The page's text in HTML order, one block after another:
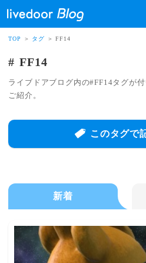
TOP ＞ タグ ＞ FF14
FF14
ライブドアブログ内の#FF14タグが
ご紹介。
このタグで
新着